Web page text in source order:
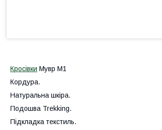
Кросівки Мувр М1
Кордура.
Натуральна шкіра.
Подошва Trekking.
Підкладка текстиль.